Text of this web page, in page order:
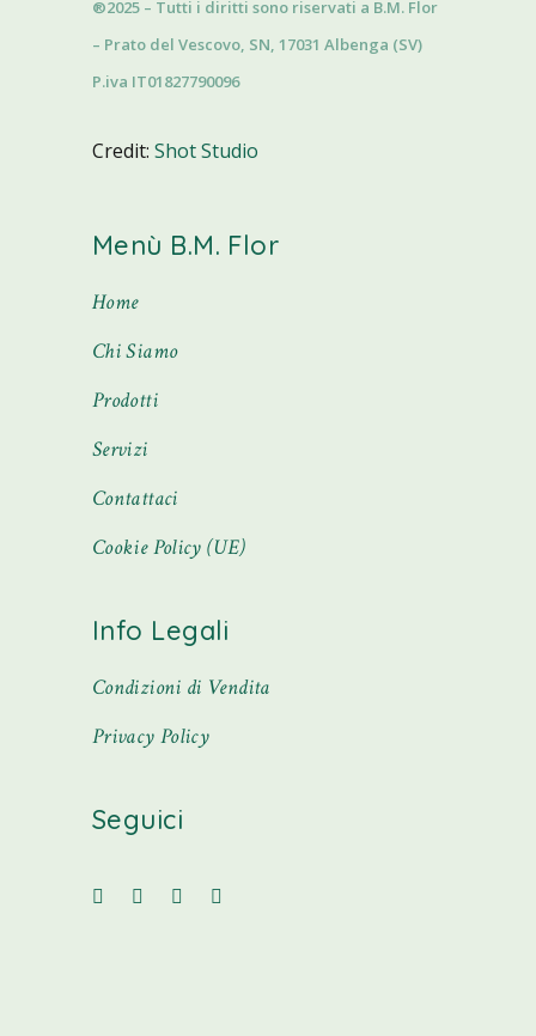
®2025 – Tutti i diritti sono riservati a B.M. Flor
– Prato del Vescovo, SN, 17031 Albenga (SV)
P.iva IT01827790096
Credit:Shot Studio
Menù B.M. Flor
Home
Chi Siamo
Prodotti
Servizi
Contattaci
Cookie Policy (UE)
Info Legali
Condizioni di Vendita
Privacy Policy
Seguici